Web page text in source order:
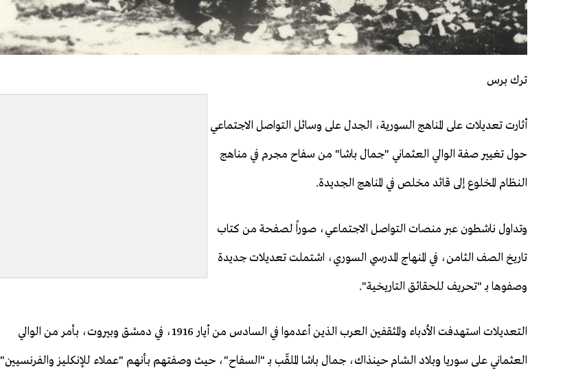
ترك برس
أثارت تعديلات على المناهج السورية، الجدل على وسائل التواصل الاجتماعي
حول تغيير صفة الوالي العثماني "جمال باشا" من سفاح مجرم في مناهج
النظام المخلوع إلى قائد مخلص في المناهج الجديدة.
وتداول ناشطون عبر منصات التواصل الاجتماعي، صوراً لصفحة من كتاب
تاريخ الصف الثامن، في المنهاج المدرسي السوري، اشتملت تعديلات جديدة
وصفوها بـ "تحريف للحقائق التاريخية".
التعديلات استهدفت الأدباء والمثقفين العرب الذين أعدموا في السادس من أيار 1916، في دمشق وبيروت، بأمر من الوالي
العثماني على سوريا وبلاد الشام حينذاك، جمال باشا الملقّب بـ "السفاح"، حيث وصفتهم بأنهم "عملاء للإنكليز والفرنسيين"